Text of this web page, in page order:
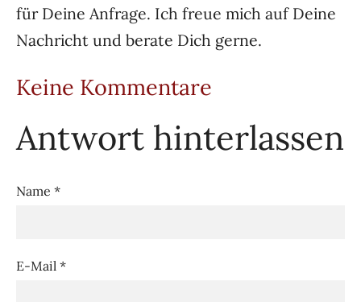
für Deine Anfrage. Ich freue mich auf Deine
Nachricht und berate Dich gerne.
Keine Kommentare
Antwort hinterlassen
Name *
E-Mail *